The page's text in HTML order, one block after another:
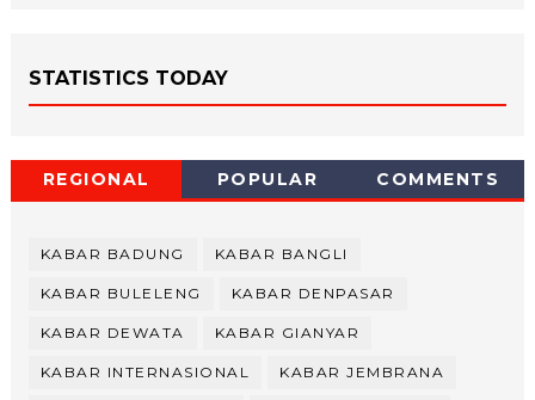
STATISTICS TODAY
REGIONAL POPULAR COMMENTS
KABAR BADUNG KABAR BANGLI
KABAR BULELENG KABAR DENPASAR
KABAR DEWATA KABAR GIANYAR
KABAR INTERNASIONAL KABAR JEMBRANA